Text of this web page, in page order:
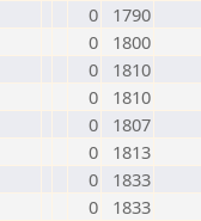
0
1790
0
1800
0
1810
0
1810
0
1807
0
1813
0
1833
0
1833